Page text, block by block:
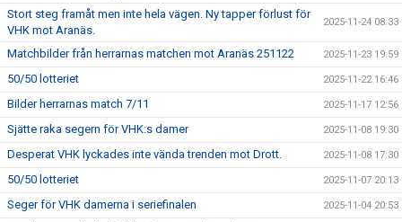
Stort steg framåt men inte hela vägen. Ny tapper förlust för
VHK mot Aranäs.
2025-11-24 08:33
Matchbilder från herrarnas matchen mot Aranäs 251122 2025-11-23 19:59
50/50 lotteriet 2025-11-22 16:46
Bilder herrarnas match 7/11 2025-11-17 12:56
Sjätte raka segern för VHK:s damer 2025-11-08 19:30
Desperat VHK lyckades inte vända trenden mot Drott. 2025-11-08 17:30
50/50 lotteriet 2025-11-07 20:13
Seger för VHK damerna i seriefinalen 2025-11-04 20:53